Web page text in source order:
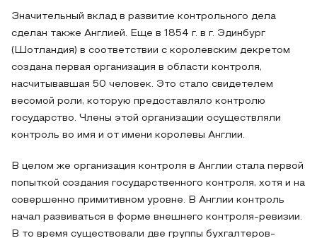
Значительный вклад в развитие контрольного дела
сделан также Англией. Еще в 1854 г. в г. Эдинбург
(Шотландия) в соответствии с королевским декретом
создана первая организация в области контроля,
насчитывавшая 50 человек. Это стало свидетелем
весомой роли, которую предоставляло контролю
государство. Члены этой организации осуществляли
контроль во имя и от имени королевы Англии.
В целом же организация контроля в Англии стала первой
попыткой создания государственного контроля, хотя и на
совершенно примитивном уровне. В Англии контроль
начал развиваться в форме внешнего контроля-ревизии.
В то время существовали две группы бухгалтеров-